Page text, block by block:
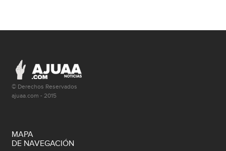
© Derechos Reservados
ajuaa.com - 2015
MAPA
DE NAVEGACIÓN